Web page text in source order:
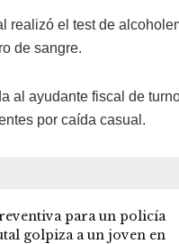
realizó el test de
de sangre.
al ayudante fiscal de
por caída casual.
para un policía
golpiza a un joven en